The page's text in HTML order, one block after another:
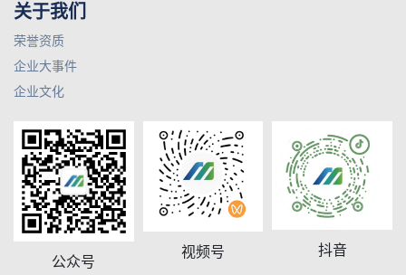
关于我们
荣誉资质
企业大事件
企业文化
公众号
视频号 抖音